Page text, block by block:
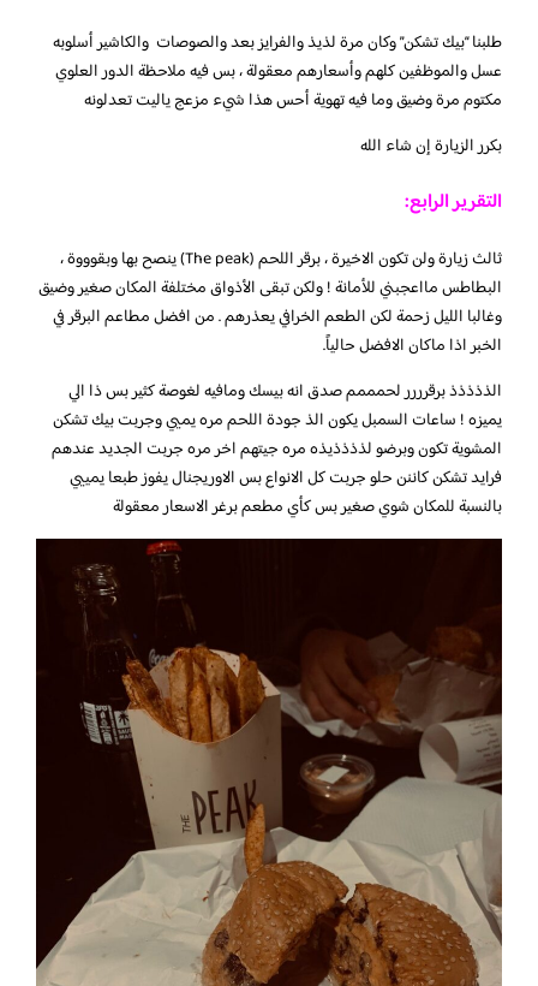
طلبنا “بيك تشكن” وكان مرة لذيذ والفرايز بعد والصوصات والكاشير أسلوبه
عسل والموظفين كلهم وأسعارهم معقولة ، بس فيه ملاحظة الدور العلوي
مكتوم مرة وضيق وما فيه تهوية أحس هذا شيء مزعج ياليت تعدلونه
بكرر الزيارة إن شاء الله
التقرير الرابع:
ثالث زيارة ولن تكون الاخيرة ، برقر اللحم (The peak) ينصح بها وبقوووة ،
البطاطس مااعجبني للأمانة ! ولكن تبقى الأذواق مختلفة المكان صغير وضيق
وغالبا الليل زحمة لكن الطعم الخرافي يعذرهم . من افضل مطاعم البرقر في
الخبر اذا ماكان الافضل حالياً.
الذذذذذ برقرررر لحمممم صدق انه بيسك ومافيه لغوصة كثير بس ذا الي
يميزه ! ساعات السمبل يكون الذ جودة اللحم مره يميي وجربت بيك تشكن
المشوية تكون وبرضو لذذذذيذه مره جيتهم اخر مره جربت الجديد عندهم
فرايد تشكن كاننن حلو جربت كل الانواع بس الاوريجنال يفوز طبعا يمييي
بالنسبة للمكان شوي صغير بس كأي مطعم برغر الاسعار معقولة